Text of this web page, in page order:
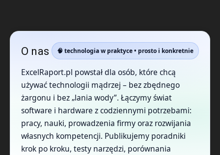
O nas 🧠 technologia w praktyce • prosto i konkretnie
ExcelRaport.pl powstał dla osób, które chcą
używać technologii mądrzej – bez zbędnego
żargonu i bez „lania wody”. Łączymy świat
software i hardware z codziennymi potrzebami:
pracy, nauki, prowadzenia firmy oraz rozwijania
własnych kompetencji. Publikujemy poradniki
krok po kroku, testy narzędzi, porównania